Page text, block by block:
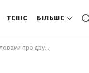
ТЕНІС БІЛЬШЕ
Останній поєдинок у кар'єрі: чоловік Світоліної зворушив словами про дружину